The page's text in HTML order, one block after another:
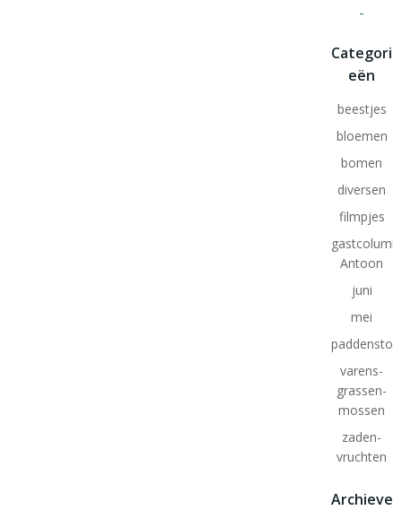
-
Categori
eën
beestjes
bloemen
bomen
diversen
filmpjes
gastcolumn
Antoon
juni
mei
varens-
grassen-
mossen
zaden-
vruchten
Archieve